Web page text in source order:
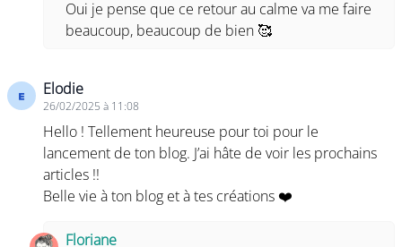
Oui je pense que ce retour au calme va me faire
beaucoup, beaucoup de bien 🥰
Elodie
26/02/2025 à 11:08
Hello ! Tellement heureuse pour toi pour le
lancement de ton blog. J’ai hâte de voir les prochains
articles !!
Belle vie à ton blog et à tes créations ❤️
Floriane